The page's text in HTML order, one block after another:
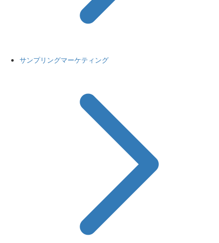
サンプリングマーケティング